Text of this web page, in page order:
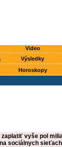
Video
Výsledky
Horoskopy
zaplatiť vyše pol
sociálnych sieťach